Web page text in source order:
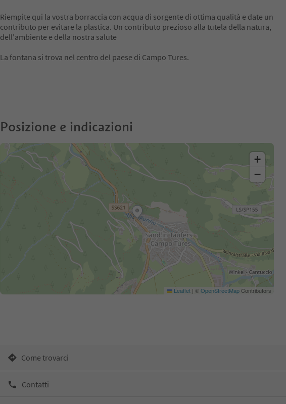
Riempite qui la vostra borraccia con acqua di sorgente di ottima qualità e date un
contributo per evitare la plastica. Un contributo prezioso alla tutela della natura,
dell'ambiente e della nostra salute
La fontana si trova nel centro del paese di Campo Tures.
Posizione e indicazioni
+
−
Leaflet | ©OpenStreetMapContributors
Come trovarci
Contatti